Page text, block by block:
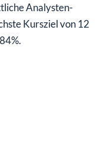
Analysten-
Kursziel von 12